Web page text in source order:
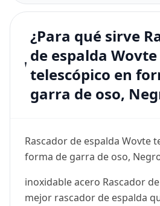
¿Para qué sirve
de espalda Wovte
telescópico en
garra de oso,
Rascador de espalda Wovte
forma de garra de oso,
inoxidable acero Rascador
mejor rascador de espalda